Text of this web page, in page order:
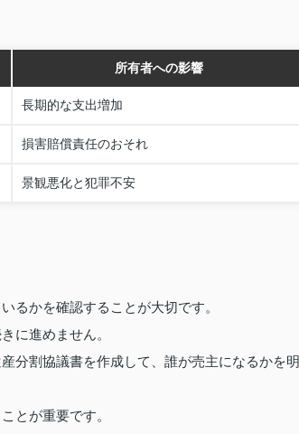
所有者への影響
長期的な支出増加
損害賠償責任のおそれ
景観悪化と犯罪不安
るかを確認することが大切です。
に進めません。
分割協議書を作成して、誰が売主になるかを明
とが重要です。